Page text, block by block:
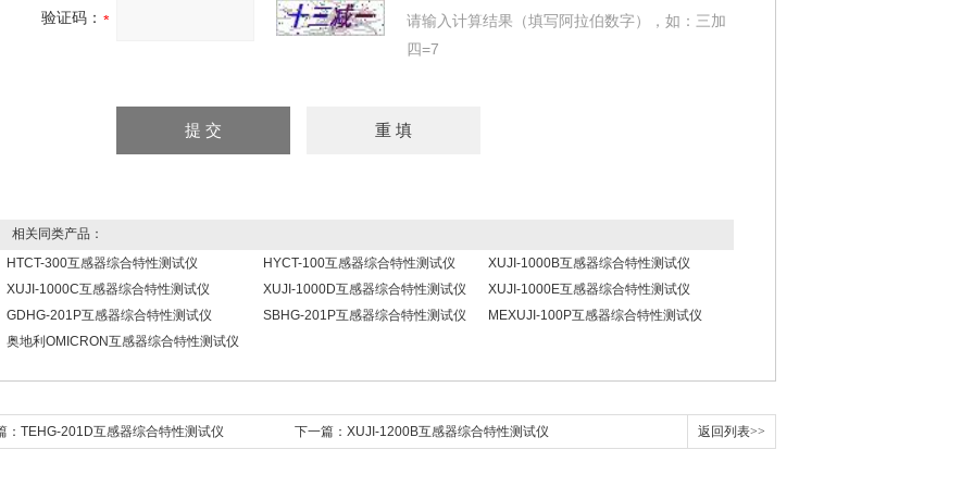
验证码：
请输入计算结果（填写阿拉伯数字），如：三加
四=7
相关同类产品：
HTCT-300互感器综合特性测试仪
HYCT-100互感器综合特性测试仪
XUJI-1000B互感器综合特性测试仪
XUJI-1000C互感器综合特性测试仪
XUJI-1000D互感器综合特性测试仪
XUJI-1000E互感器综合特性测试仪
GDHG-201P互感器综合特性测试仪
SBHG-201P互感器综合特性测试仪
MEXUJI-100P互感器综合特性测试仪
奥地利OMICRON互感器综合特性测试仪
： TEHG-201D互感器综合特性测试仪 下一篇： XUJI-1200B互感器综合特性测试仪 返回列表>>